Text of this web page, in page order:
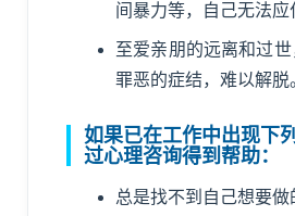
间暴力等，自己无法应
至爱亲朋的远离和过
罪恶的症结，难以解脱
如果已在工作中出现下
过心理咨询得到帮助：
总是找不到自己想要做